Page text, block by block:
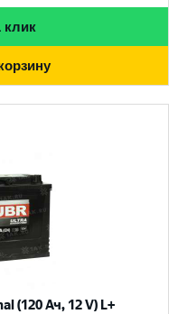
клик
(120 Ач, 12 V) L+